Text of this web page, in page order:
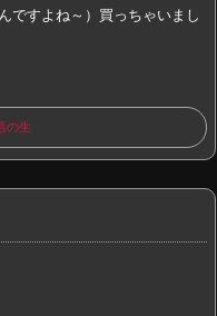
ですよね～） 買っちゃいまし
の生